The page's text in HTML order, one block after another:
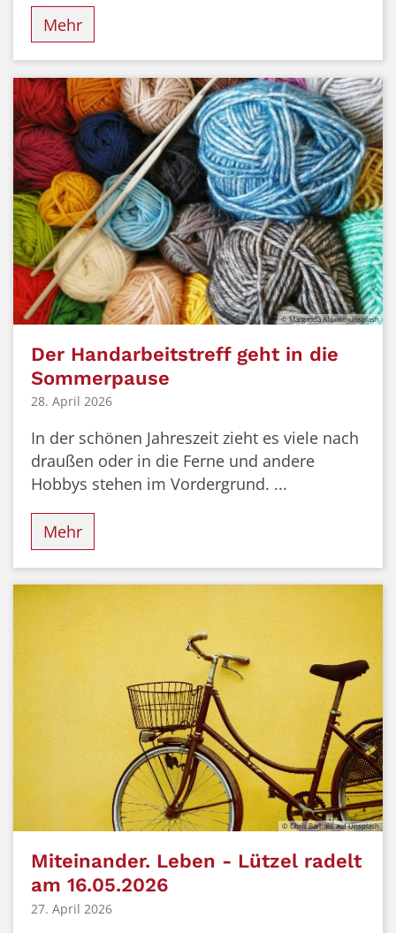
Mehr
© Margarida Afonso-unsplash
Der Handarbeitstreff geht in die
Sommerpause
28. April 2026
In der schönen Jahreszeit zieht es viele nach
draußen oder in die Ferne und andere
Hobbys stehen im Vordergrund. ...
Mehr
© Chris Barbalis auf Unsplash
Miteinander. Leben - Lützel radelt
am 16.05.2026
27. April 2026